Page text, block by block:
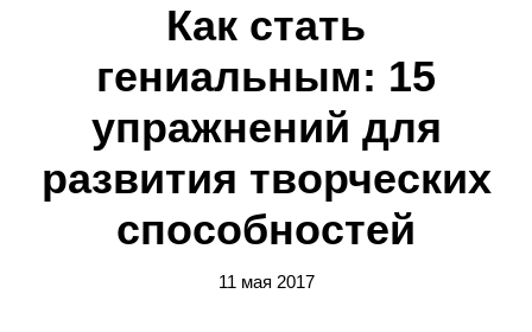
Как стать
гениальным: 15
упражнений для
развития творческих
способностей
11 мая 2017